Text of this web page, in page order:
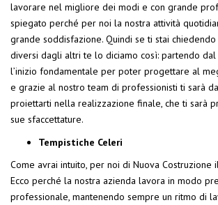
lavorare nel migliore dei modi e con grande
spiegato perché per noi la nostra attività
grande soddisfazione. Quindi se ti stai
diversi dagli altri te lo diciamo così: partendo
l’inizio fondamentale per poter progettare al
e grazie al nostro team di professionisti ti sarà
proiettarti nella realizzazione finale, che ti sarà
sue sfaccettature.
Tempistiche Celeri
Come avrai intuito, per noi di Nuova Costruzione
Ecco perché la nostra azienda lavora in modo
professionale, mantenendo sempre un ritmo di